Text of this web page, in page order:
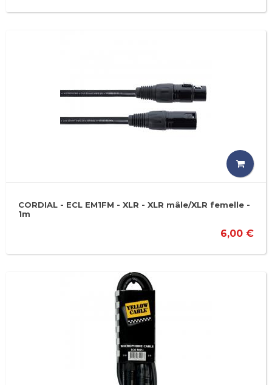
CORDIAL - ECL EM1FM - XLR - XLR mâle/XLR femelle -
1m
6,00 €